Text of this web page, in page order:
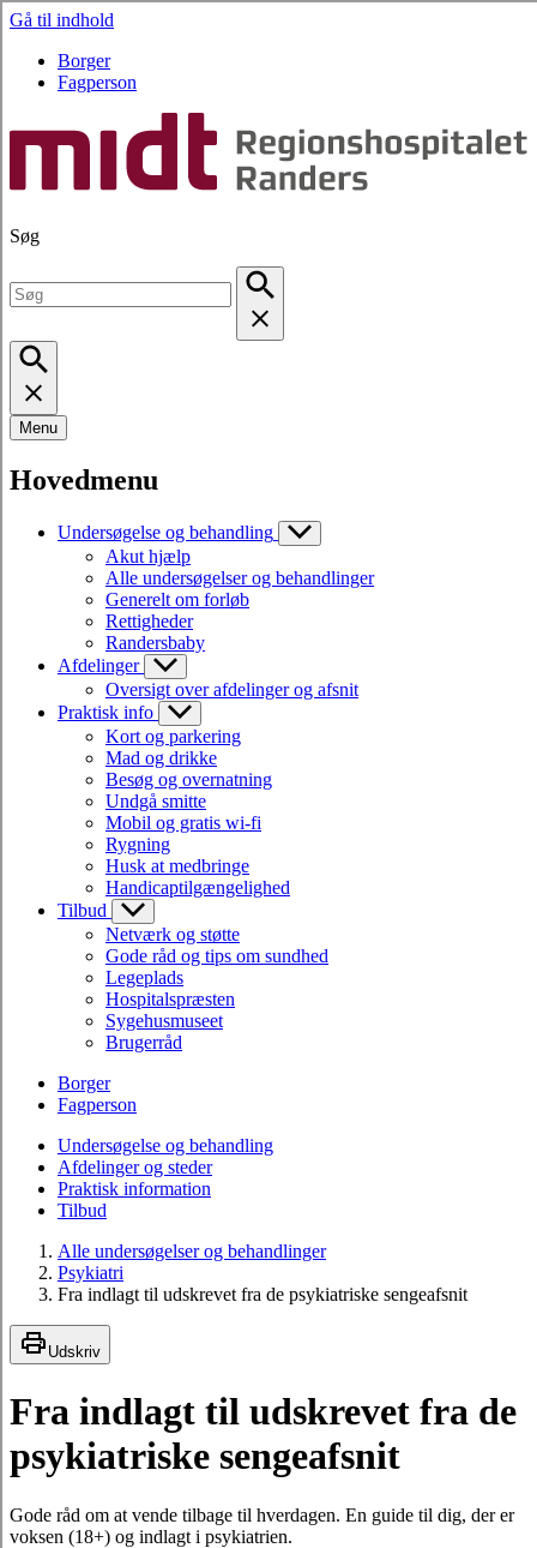
Gå til indhold
Borger
Fagperson
Søg
Menu
Hovedmenu
Undersøgelse og behandling
Akut hjælp
Alle undersøgelser og behandlinger
Generelt om forløb
Rettigheder
Randersbaby
Afdelinger
Oversigt over afdelinger og afsnit
Praktisk info
Kort og parkering
Mad og drikke
Besøg og overnatning
Undgå smitte
Mobil og gratis wi-fi
Rygning
Husk at medbringe
Handicaptilgængelighed
Tilbud
Netværk og støtte
Gode råd og tips om sundhed
Legeplads
Hospitalspræsten
Sygehusmuseet
Brugerråd
Borger
Fagperson
Undersøgelse og behandling
Afdelinger og steder
Praktisk information
Tilbud
Alle undersøgelser og behandlinger
Psykiatri
Fra indlagt til udskrevet fra de psykiatriske sengeafsnit
Udskriv
Fra indlagt til udskrevet fra de
psykiatriske sengeafsnit
Gode råd om at vende tilbage til hverdagen. En guide til dig, der er
voksen (18+) og indlagt i psykiatrien.